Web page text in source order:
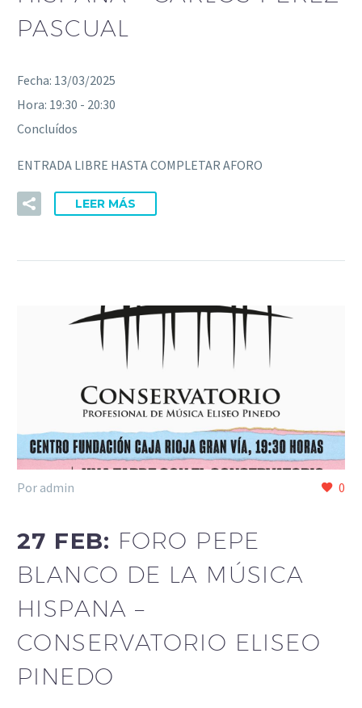
PASCUAL
Fecha: 13/03/2025
Hora: 19:30 - 20:30
Concluídos
ENTRADA LIBRE HASTA COMPLETAR AFORO
LEER MÁS
0
Por admin
27 FEB: FORO PEPE
BLANCO DE LA MÚSICA
HISPANA –
CONSERVATORIO ELISEO
PINEDO